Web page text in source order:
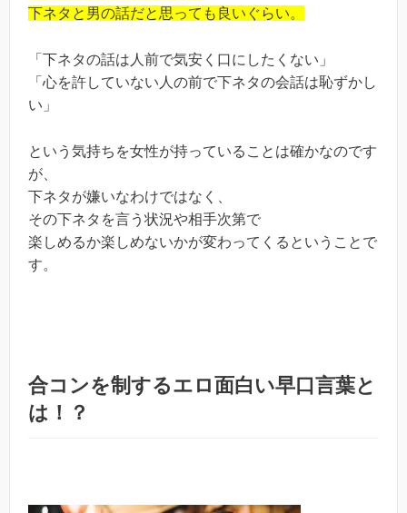
下ネタと男の話だと思っても良いぐらい。
「下ネタの話は人前で気安く口にしたくない」
「心を許していない人の前で下ネタの会話は恥ずかし
い」
という気持ちを女性が持っていることは確かなのです
が、
下ネタが嫌いなわけではなく、
その下ネタを言う状況や相手次第で
楽しめるか楽しめないかが変わってくるということで
す。
合コンを制するエロ面白い早口言葉と
は！？